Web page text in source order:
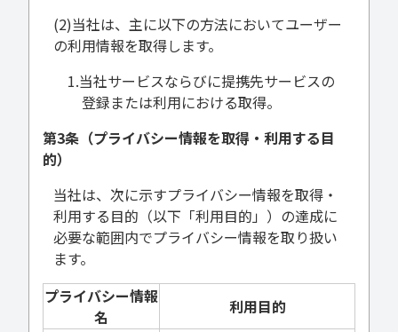
(2)当社は、主に以下の方法においてユーザー
の利用情報を取得します。
1.当社サービスならびに提携先サービスの
登録または利用における取得。
第3条（プライバシー情報を取得・利用する目
的）
当社は、次に示すプライバシー情報を取得・
利用する目的（以下「利用目的」）の達成に
必要な範囲内でプライバシー情報を取り扱い
ます。
プライバシー情報
名
利用目的